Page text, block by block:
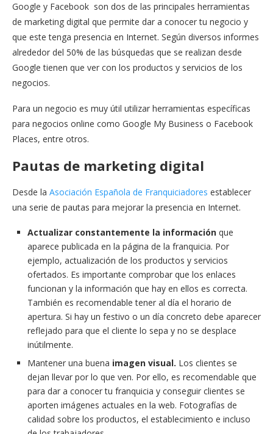
Google y Facebook son dos de las principales herramientas
de marketing digital que permite dar a conocer tu negocio y
que este tenga presencia en Internet. Según diversos informes
alrededor del 50% de las búsquedas que se realizan desde
Google tienen que ver con los productos y servicios de los
negocios.
Para un negocio es muy útil utilizar herramientas específicas
para negocios online como Google My Business o Facebook
Places, entre otros.
Pautas de marketing digital
Desde la Asociación Española de Franquiciadores establecer
una serie de pautas para mejorar la presencia en Internet.
Actualizar constantemente la información que
aparece publicada en la página de la franquicia. Por
ejemplo, actualización de los productos y servicios
ofertados. Es importante comprobar que los enlaces
funcionan y la información que hay en ellos es correcta.
También es recomendable tener al día el horario de
apertura. Si hay un festivo o un día concreto debe aparecer
reflejado para que el cliente lo sepa y no se desplace
inútilmente.
Mantener una buena imagen visual. Los clientes se
dejan llevar por lo que ven. Por ello, es recomendable que
para dar a conocer tu franquicia y conseguir clientes se
aporten imágenes actuales en la web. Fotografías de
calidad sobre los productos, el establecimiento e incluso